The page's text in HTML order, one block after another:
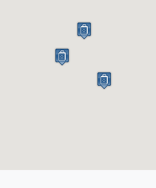
NASIL ÇALIŞIR?